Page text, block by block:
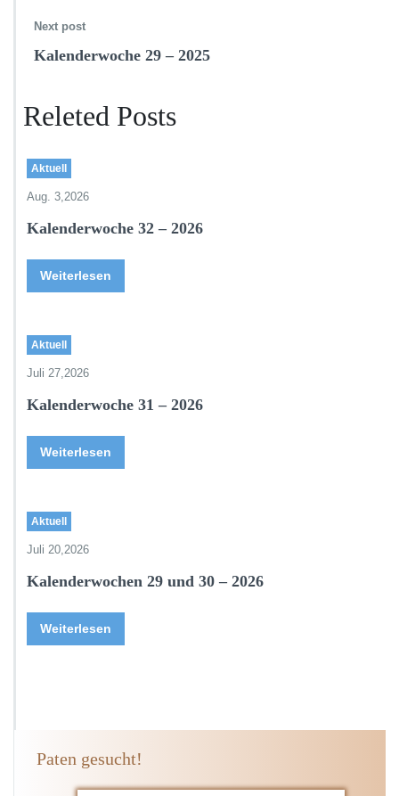
Next post
Kalenderwoche 29 – 2025
Releted Posts
Aktuell
Aug. 3,2026
Kalenderwoche 32 – 2026
Weiterlesen
Aktuell
Juli 27,2026
Kalenderwoche 31 – 2026
Weiterlesen
Aktuell
Juli 20,2026
Kalenderwochen 29 und 30 – 2026
Weiterlesen
Paten gesucht!